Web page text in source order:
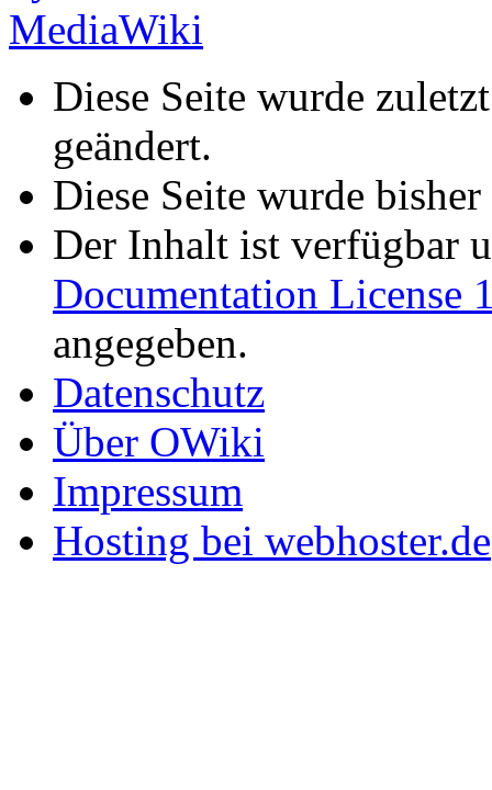
Diese Seite wurde
geändert.
Diese Seite wurde
Der Inhalt ist verfügbar
Documentation License
angegeben.
Datenschutz
Über OWiki
Impressum
Hosting bei webhoster.de